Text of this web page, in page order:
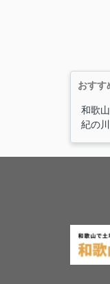
おすす
和歌
紀の